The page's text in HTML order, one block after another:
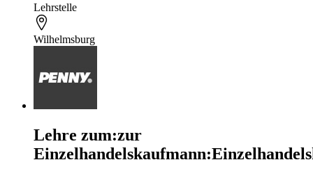
Lehrstelle
Wilhelmsburg
Lehre zum:zur